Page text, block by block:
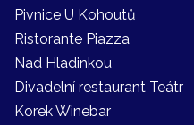
Pivnice U Kohoutů
Ristorante Piazza
Nad Hladinkou
Divadelní restaurant Teátr
Korek Winebar